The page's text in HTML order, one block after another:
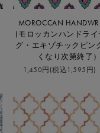
MOROCCAN
(モロッカンハンドライ
グ・エキゾチックピン
くなり次第終了）
1,450円(税込1,595円)